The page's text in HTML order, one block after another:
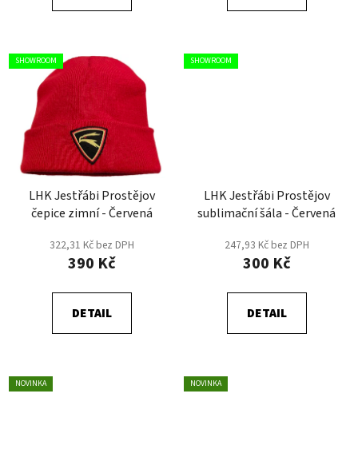
SHOWROOM
LHK Jestřábi Prostějov
čepice zimní - Červená
322,31 Kč bez DPH
390 Kč
DETAIL
SHOWROOM
LHK Jestřábi Prostějov
sublimační šála - Červená
247,93 Kč bez DPH
300 Kč
DETAIL
NOVINKA NOVINKA